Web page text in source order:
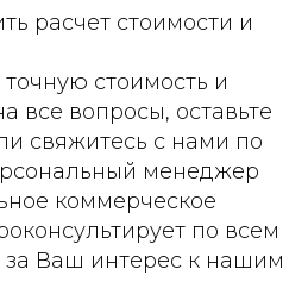
расчет стоимости и
стоимость и
все вопросы, оставьте
свяжитесь с нами по
менеджер
коммерческое
по всем
за Ваш интерес к нашим